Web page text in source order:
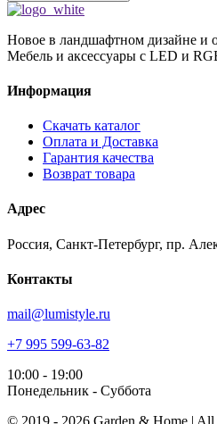
Новое в ландшафтном дизайне и
Мебель и аксессуары с LED и
Информация
Скачать каталог
Оплата и Доставка
Гарантия качества
Возврат товара
Адрес
Россия, Санкт-Петербург, пр.
Контакты
mail@lumistyle.ru
+7 995 599-63-82
10:00 - 19:00
Понедельник - Суббота